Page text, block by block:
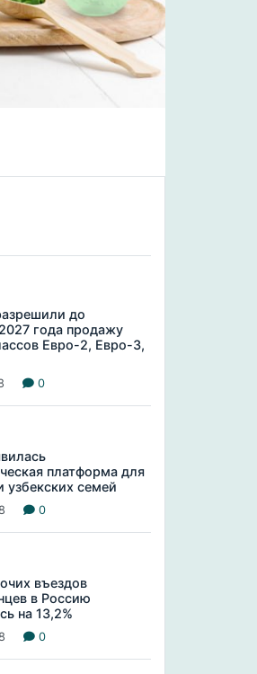
до
года продажу
Евро-2, Евро-3,
0
платформа для
узбекских семей
0
въездов
в Россию
на 13,2%
0